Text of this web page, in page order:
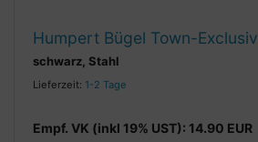
Humpert Bügel Town-Exclusiv
schwarz, Stahl
Lieferzeit: 1-2 Tage
Empf. VK (inkl 19% UST): 14.90 EUR